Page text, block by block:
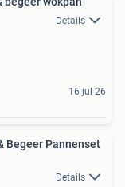
Details
16 jul 26
Begeer Pannenset
Details